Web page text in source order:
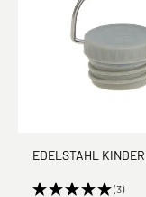
EDELSTAHL
(3)